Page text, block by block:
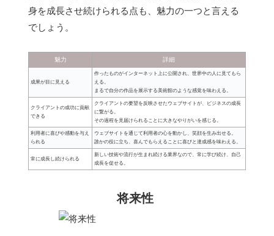
身を成長させ続けられる点も、魅力の一つと言える
でしょう。
魅力 詳細
成果が目に見える
作ったものがインターネット上に公開され、世界中の人に見てもら
える。
まるで自分の作品を展示する美術館のような感覚を味わえる。
クライアントの成功に貢献
できる
クライアントの要望を反映させたウェブサイトが、ビジネスの成長
に繋がる。
その過程を見届けられることに大きなやりがいを感じる。
利用者に喜びや感動を与え
られる
ウェブサイトを通じて利用者の心を動かし、笑顔を生み出せる。
誰かの役に立ち、喜んでもらえることに喜びと達成感を味わえる。
常に成長し続けられる
新しい技術や流行が生まれ続ける業界なので、常に学び続け、自己
成長を促せる。
将来性